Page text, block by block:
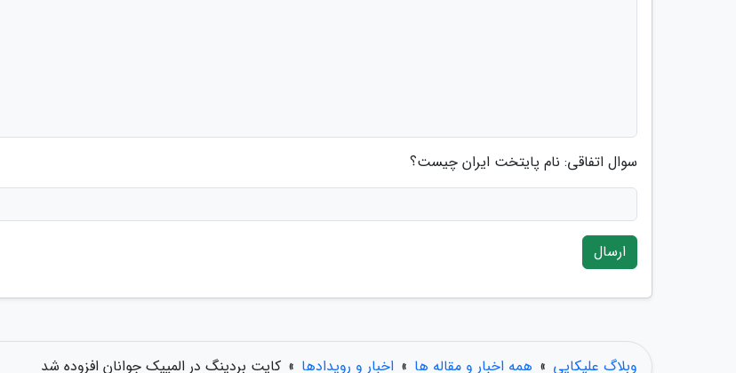
سوال اتفاقی: نام پایتخت ایران چیست؟
ارسال
وبلاگ علیکایی » همه اخبار و مقاله ها » اخبار و رویدادها » کایت بردینگ در المپیک جوانان افزوده شد